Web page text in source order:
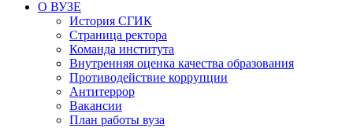
О ВУЗЕ
История СГИК
Страница ректора
Команда института
Внутренняя оценка качества образования
Противодействие коррупции
Антитеррор
Вакансии
План работы вуза